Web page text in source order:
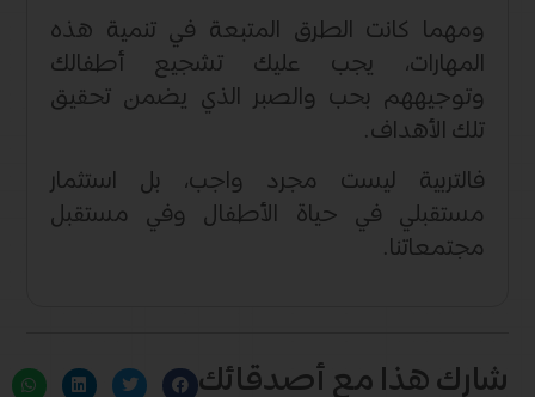
ومهما كانت الطرق المتبعة في تنمية هذه
المهارات، يجب عليك تشجيع أطفالك
وتوجيههم بحب والصبر الذي يضمن تحقيق
تلك الأهداف.
فالتربية ليست مجرد واجب، بل استثمار
مستقبلي في حياة الأطفال وفي مستقبل
مجتمعاتنا.
شارك هذا مع أصدقائك